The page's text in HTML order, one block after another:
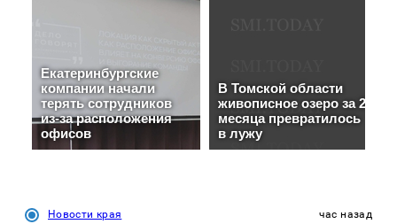
Новости края час назад